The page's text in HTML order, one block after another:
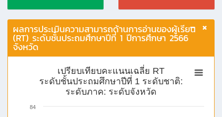
ผลการประเมินความสามารถด้านการอ่านของผู้เรียน
(RT) ระดับชั้นประถมศึกษาปีที่ 1 ปีการศึกษา 2566
จังหวัด
เปรียบเทียบคะแนนเฉลี่ย RT
ระดับชั้นประถมศึกษาปีที่ 1 ระดับชาติ:
ระดับภาค: ระดับจังหวัด
84